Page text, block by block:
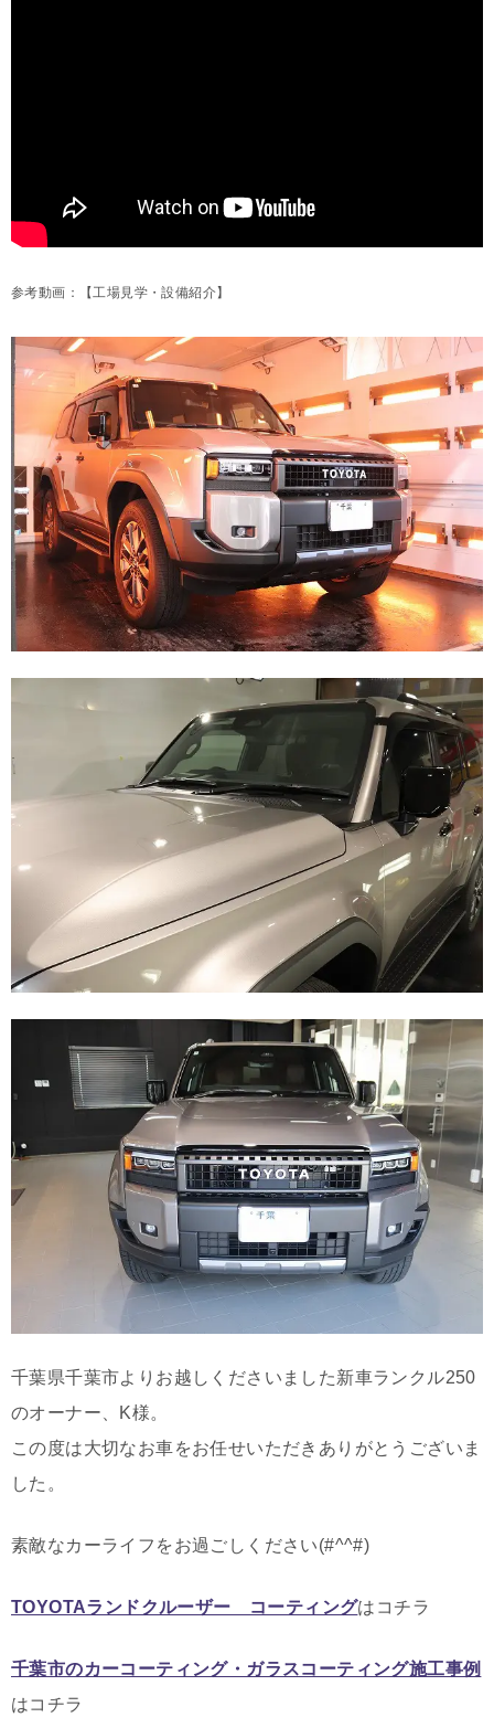
参考動画：【工場見学・設備紹介】
千葉県千葉市よりお越しくださいました新車ランクル250
のオーナー、K様。
この度は大切なお車をお任せいただきありがとうございま
した。
素敵なカーライフをお過ごしください(#^^#)
TOYOTAランドクルーザー コーティングはコチラ
千葉市のカーコーティング・ガラスコーティング施工事例
はコチラ